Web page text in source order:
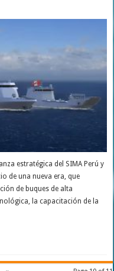
estratégica del SIMA Perú y
de una nueva era, que
de buques de alta
la capacitación de la